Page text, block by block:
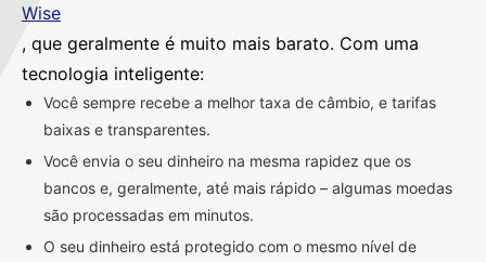
Wise
, que geralmente é muito mais barato. Com uma
tecnologia inteligente:
Você sempre recebe a melhor taxa de câmbio, e tarifas
baixas e transparentes.
Você envia o seu dinheiro na mesma rapidez que os
bancos e, geralmente, até mais rápido – algumas moedas
são processadas em minutos.
O seu dinheiro está protegido com o mesmo nível de